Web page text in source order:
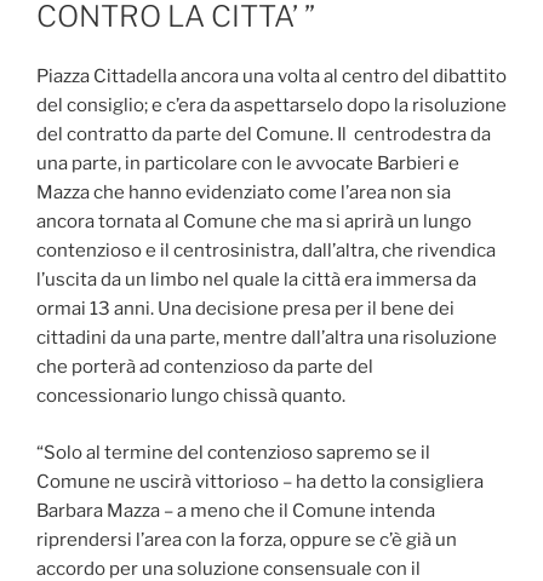
CONTRO LA CITTA’ ”
Piazza Cittadella ancora una volta al centro del dibattito
del consiglio; e c’era da aspettarselo dopo la risoluzione
del contratto da parte del Comune. Il centrodestra da
una parte, in particolare con le avvocate Barbieri e
Mazza che hanno evidenziato come l’area non sia
ancora tornata al Comune che ma si aprirà un lungo
contenzioso e il centrosinistra, dall’altra, che rivendica
l’uscita da un limbo nel quale la città era immersa da
ormai 13 anni. Una decisione presa per il bene dei
cittadini da una parte, mentre dall’altra una risoluzione
che porterà ad contenzioso da parte del
concessionario lungo chissà quanto.
“Solo al termine del contenzioso sapremo se il
Comune ne uscirà vittorioso – ha detto la consigliera
Barbara Mazza – a meno che il Comune intenda
riprendersi l’area con la forza, oppure se c’è già un
accordo per una soluzione consensuale con il